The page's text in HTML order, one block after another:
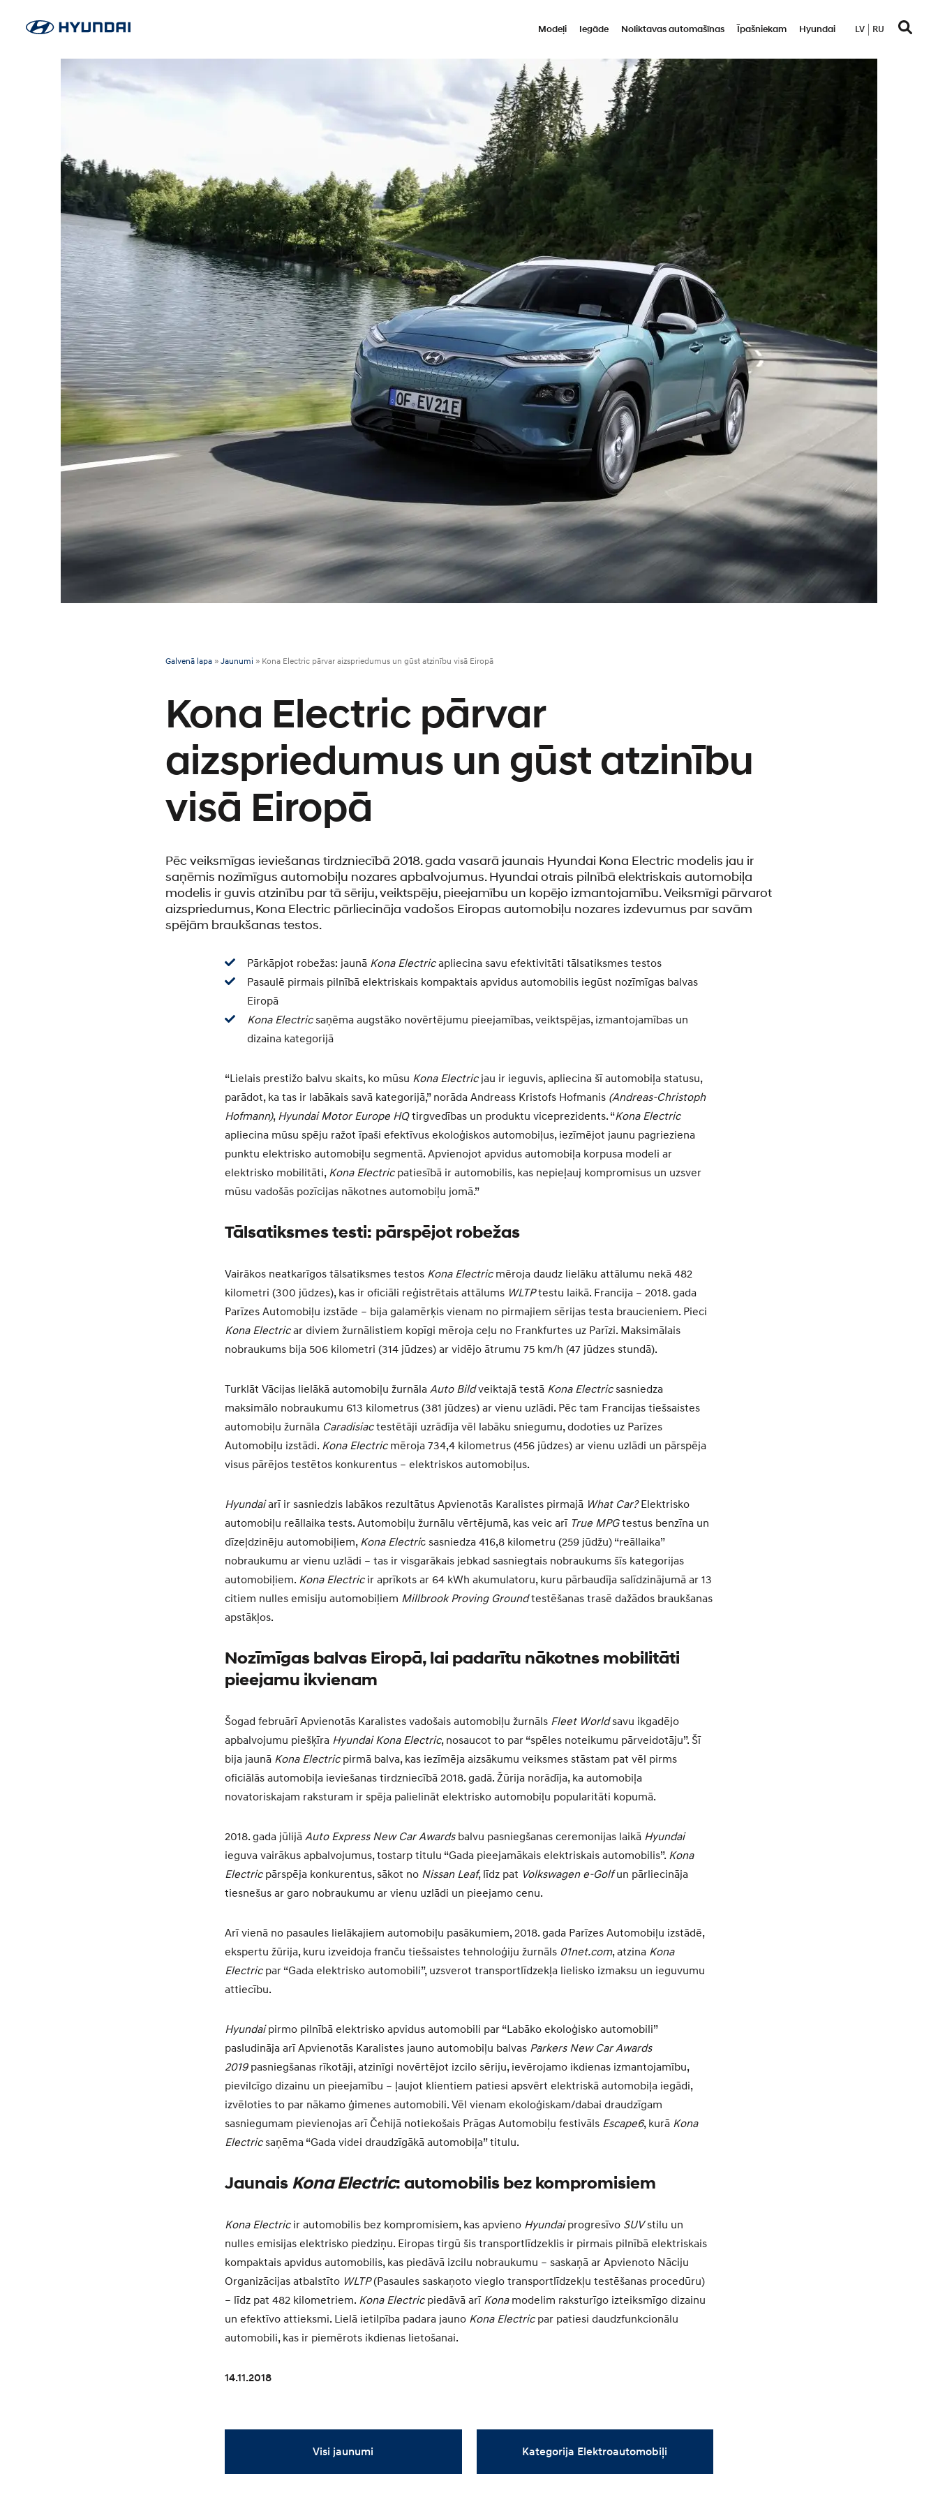
Modeļi Iegāde Noliktavas automašīnas Īpašniekam Hyundai LV RU
Galvenā lapa » Jaunumi » Kona Electric pārvar aizspriedumus un gūst atzinību visā Eiropā
Kona Electric pārvar
aizspriedumus un gūst atzinību
visā Eiropā
Pēc veiksmīgas ieviešanas tirdzniecībā 2018. gada vasarā jaunais Hyundai Kona Electric modelis jau ir
saņēmis nozīmīgus automobiļu nozares apbalvojumus. Hyundai otrais pilnībā elektriskais automobiļa
modelis ir guvis atzinību par tā sēriju, veiktspēju, pieejamību un kopējo izmantojamību. Veiksmīgi pārvarot
aizspriedumus, Kona Electric pārliecināja vadošos Eiropas automobiļu nozares izdevumus par savām
spējām braukšanas testos.
Pārkāpjot robežas: jaunā Kona Electricapliecina savu efektivitāti tālsatiksmes testos
Pasaulē pirmais pilnībā elektriskais kompaktais apvidus automobilis iegūst nozīmīgas balvas
Eiropā
Kona Electricsaņēma augstāko novērtējumu pieejamības, veiktspējas, izmantojamības un
dizaina kategorijā
“Lielais prestižo balvu skaits, ko mūsu Kona Electricjau ir ieguvis, apliecina šī automobiļa statusu,
parādot, ka tas ir labākais savā kategorijā,” norāda Andreass Kristofs Hofmanis (Andreas-Christoph
Hofmann), Hyundai Motor Europe HQtirgvedības un produktu viceprezidents. “Kona Electric
apliecina mūsu spēju ražot īpaši efektīvus ekoloģiskos automobiļus, iezīmējot jaunu pagrieziena
punktu elektrisko automobiļu segmentā. Apvienojot apvidus automobiļa korpusa modeli ar
elektrisko mobilitāti, Kona Electricpatiesībā ir automobilis, kas nepieļauj kompromisus un uzsver
mūsu vadošās pozīcijas nākotnes automobiļu jomā.”
Tālsatiksmes testi: pārspējot robežas
Vairākos neatkarīgos tālsatiksmes testos Kona Electric mēroja daudz lielāku attālumu nekā 482
kilometri (300 jūdzes), kas ir oficiāli reģistrētais attālums WLTPtestu laikā. Francija – 2018. gada
Parīzes Automobiļu izstāde – bija galamērķis vienam no pirmajiem sērijas testa braucieniem. Pieci
Kona Electricar diviem žurnālistiem kopīgi mēroja ceļu no Frankfurtes uz Parīzi. Maksimālais
nobraukums bija 506 kilometri (314 jūdzes) ar vidējo ātrumu 75 km/h (47 jūdzes stundā).
Turklāt Vācijas lielākā automobiļu žurnāla Auto Bildveiktajā testā Kona Electricsasniedza
maksimālo nobraukumu 613 kilometrus (381 jūdzes) ar vienu uzlādi. Pēc tam Francijas tiešsaistes
automobiļu žurnāla Caradisiactestētāji uzrādīja vēl labāku sniegumu, dodoties uz Parīzes
Automobiļu izstādi. Kona Electricmēroja 734,4 kilometrus (456 jūdzes) ar vienu uzlādi un pārspēja
visus pārējos testētos konkurentus – elektriskos automobiļus.
Hyundaiarī ir sasniedzis labākos rezultātus Apvienotās Karalistes pirmajā What Car?Elektrisko
automobiļu reāllaika tests. Automobiļu žurnālu vērtējumā, kas veic arī True MPGtestus benzīna un
dīzeļdzinēju automobiļiem, Kona Electric sasniedza 416,8 kilometru (259 jūdžu) “reāllaika”
nobraukumu ar vienu uzlādi – tas ir visgarākais jebkad sasniegtais nobraukums šīs kategorijas
automobiļiem. Kona Electricir aprīkots ar 64 kWh akumulatoru, kuru pārbaudīja salīdzinājumā ar 13
citiem nulles emisiju automobiļiem Millbrook Proving Groundtestēšanas trasē dažādos braukšanas
apstākļos.
Nozīmīgas balvas Eiropā, lai padarītu nākotnes mobilitāti
pieejamu ikvienam
Šogad februārī Apvienotās Karalistes vadošais automobiļu žurnāls Fleet Worldsavu ikgadējo
apbalvojumu piešķīra Hyundai Kona Electric, nosaucot to par “spēles noteikumu pārveidotāju”. Šī
bija jaunā Kona Electricpirmā balva, kas iezīmēja aizsākumu veiksmes stāstam pat vēl pirms
oficiālās automobiļa ieviešanas tirdzniecībā 2018. gadā. Žūrija norādīja, ka automobiļa
novatoriskajam raksturam ir spēja palielināt elektrisko automobiļu popularitāti kopumā.
2018. gada jūlijā Auto Express New Car Awards balvu pasniegšanas ceremonijas laikā Hyundai
ieguva vairākus apbalvojumus, tostarp titulu “Gada pieejamākais elektriskais automobilis”. Kona
Electricpārspēja konkurentus, sākot no Nissan Leaf, līdz pat Volkswagen e-Golfun pārliecināja
tiesnešus ar garo nobraukumu ar vienu uzlādi un pieejamo cenu.
Arī vienā no pasaules lielākajiem automobiļu pasākumiem, 2018. gada Parīzes Automobiļu izstādē,
ekspertu žūrija, kuru izveidoja franču tiešsaistes tehnoloģiju žurnāls 01net.com, atzina Kona
Electricpar “Gada elektrisko automobili”, uzsverot transportlīdzekļa lielisko izmaksu un ieguvumu
attiecību.
Hyundaipirmo pilnībā elektrisko apvidus automobili par “Labāko ekoloģisko automobili”
pasludināja arī Apvienotās Karalistes jauno automobiļu balvas Parkers New Car Awards
2019 pasniegšanas rīkotāji, atzinīgi novērtējot izcilo sēriju, ievērojamo ikdienas izmantojamību,
pievilcīgo dizainu un pieejamību – ļaujot klientiem patiesi apsvērt elektriskā automobiļa iegādi,
izvēloties to par nākamo ģimenes automobili. Vēl vienam ekoloģiskam/dabai draudzīgam
sasniegumam pievienojas arī Čehijā notiekošais Prāgas Automobiļu festivāls Escape6, kurā Kona
Electricsaņēma “Gada videi draudzīgākā automobiļa” titulu.
Jaunais Kona Electric: automobilis bez kompromisiem
Kona Electricir automobilis bez kompromisiem, kas apvieno Hyundaiprogresīvo SUVstilu un
nulles emisijas elektrisko piedziņu. Eiropas tirgū šis transportlīdzeklis ir pirmais pilnībā elektriskais
kompaktais apvidus automobilis, kas piedāvā izcilu nobraukumu – saskaņā ar Apvienoto Nāciju
Organizācijas atbalstīto WLTP(Pasaules saskaņoto vieglo transportlīdzekļu testēšanas procedūru)
– līdz pat 482 kilometriem. Kona Electric piedāvā arī Konamodelim raksturīgo izteiksmīgo dizainu
un efektīvo attieksmi. Lielā ietilpība padara jauno Kona Electricpar patiesi daudzfunkcionālu
automobili, kas ir piemērots ikdienas lietošanai.
14.11.2018
Visi jaunumi Kategorija Elektroautomobiļi